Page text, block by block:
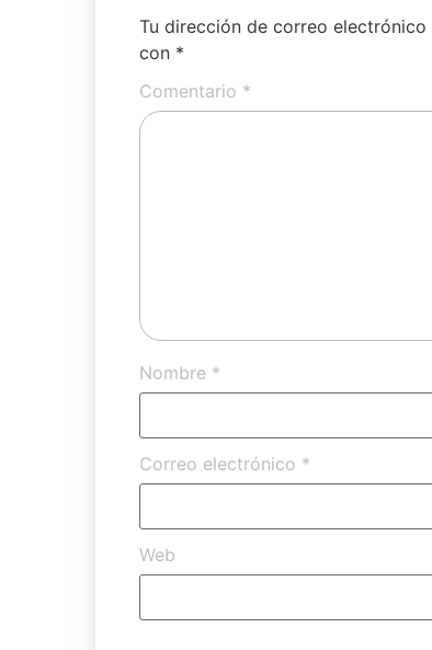
Tu dirección de correo electrónico
con *
Comentario *
Nombre *
Correo electrónico *
Web